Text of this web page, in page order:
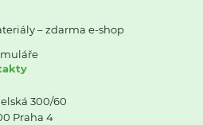
– zdarma e-shop
300/60
Praha 4